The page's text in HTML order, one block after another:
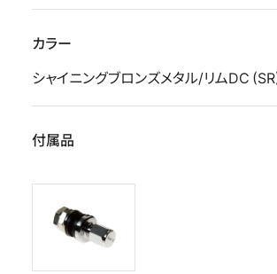
カラー
シャイニングブロンズメタル/リムDC
付属品